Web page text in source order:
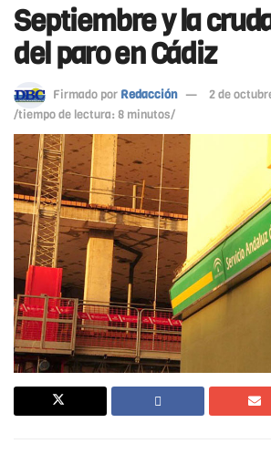
Septiembre y la
del paro en Cádiz
Firmado por Redacción
2 de
/tiempo de lectura: 8 minutos/